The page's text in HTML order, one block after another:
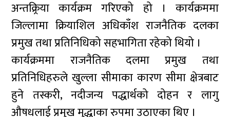
अन्तक्र्रिया कार्यक्रम गरिएको हो । कार्यक्रममा
जिल्लामा क्रियाशिल अधिकाँश राजनैतिक दलका
प्रमुख तथा प्रतिनिधिको सहभागिता रहेको थियो ।
कार्यक्रममा राजनैतिक दलमा प्रमुख तथा
प्रतिनिधिहरुले खुल्ला सीमाका कारण सीमा क्षेत्रबाट
हुने तस्करी, नदीजन्य पद्धार्थको दोहन र लागु
औषधलाई प्रमुख मुद्धाका रुपमा उठाएका थिए ।